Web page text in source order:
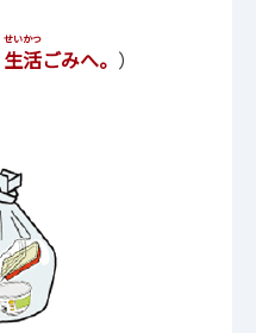
生活
せいかつ
ごみへ。 ）